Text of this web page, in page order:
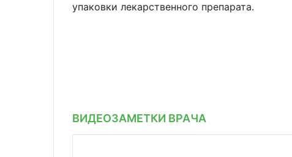
упаковки лекарственного препарата.
ВИДЕОЗАМЕТКИ ВРАЧА